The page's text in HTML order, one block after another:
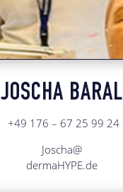
JOSCHA BARAL
+49 176 – 67 25 99 24
Joscha@
dermaHYPE.de